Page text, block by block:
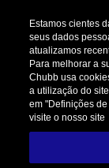
Seguro
de
Estamos cientes
seus dados
atualizamos
Para melhorar a
Chubb usa
a utilização do
em "Definições
visite o nosso site